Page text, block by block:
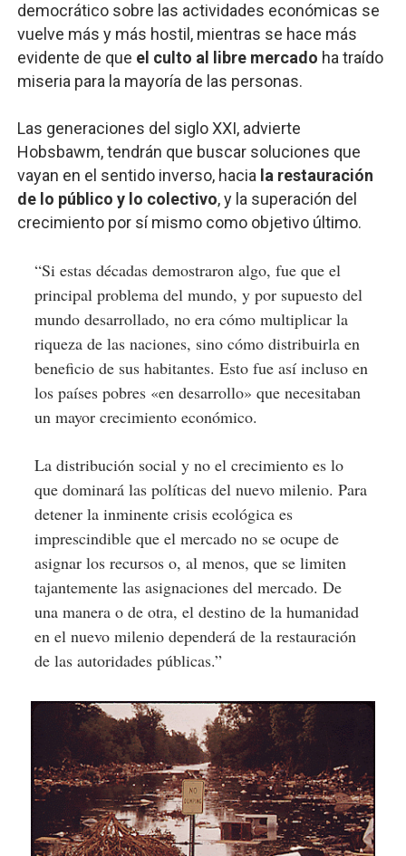
democrático sobre las actividades económicas se
vuelve más y más hostil, mientras se hace más
evidente de que el culto al libre mercado ha traído
miseria para la mayoría de las personas.
Las generaciones del siglo XXI, advierte
Hobsbawm, tendrán que buscar soluciones que
vayan en el sentido inverso, hacia la restauración
de lo público y lo colectivo, y la superación del
crecimiento por sí mismo como objetivo último.
“Si estas décadas demostraron algo, fue que el
principal problema del mundo, y por supuesto del
mundo desarrollado, no era cómo multiplicar la
riqueza de las naciones, sino cómo distribuirla en
beneficio de sus habitantes. Esto fue así incluso en
los países pobres «en desarrollo» que necesitaban
un mayor crecimiento económico.
La distribución social y no el crecimiento es lo
que dominará las políticas del nuevo milenio. Para
detener la inminente crisis ecológica es
imprescindible que el mercado no se ocupe de
asignar los recursos o, al menos, que se limiten
tajantemente las asignaciones del mercado. De
una manera o de otra, el destino de la humanidad
en el nuevo milenio dependerá de la restauración
de las autoridades públicas.”